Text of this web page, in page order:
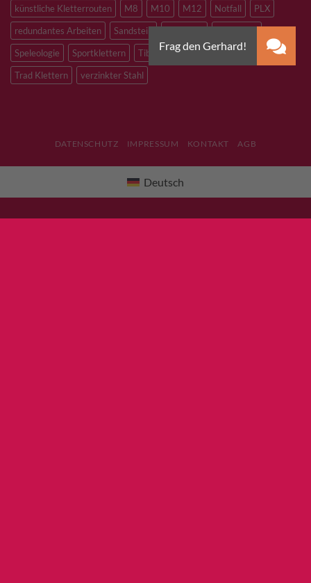
künstliche Kletterrouten
M8 M10 M12 Notfall
PLX
redundantes Arbeiten
Sandstein
Speleologie
Sportklettern Tibetan Bridge
Titan
Trad Klettern
verzinkter Stahl
DATENSCHUTZ IMPRESSUM KONTAKT AGB
Deutsch